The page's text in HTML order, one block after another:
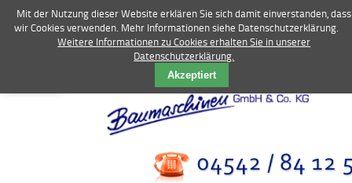
Bagger
Mit der Nutzung dieser Website erklären Sie sich damit einverstanden, dass
wir Cookies verwenden. Mehr Informationen siehe Datenschutzerklärung.
Weitere Informationen zu Cookies erhalten Sie in unserer
Datenschutzerklärung.
Akzeptiert